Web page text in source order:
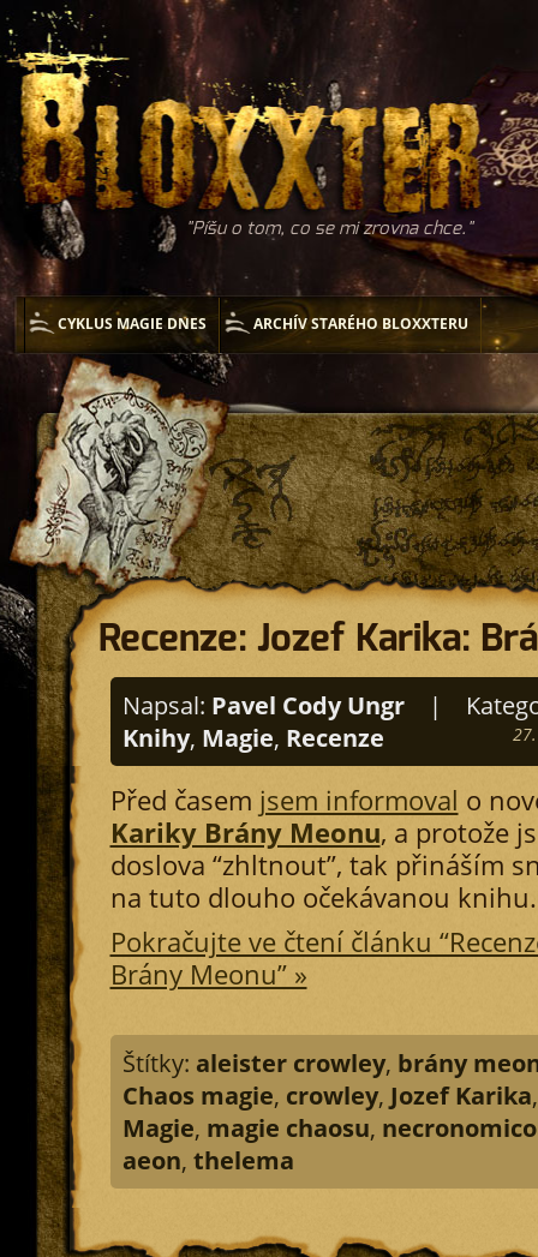
Píšu o tom, co se mi zrovna chce.
CYKLUS MAGIE DNES ARCHÍV STARÉHO BLOXXTERU
Recenze: Jozef Karika:
Napsal: Pavel Cody Ungr |
Knihy, Magie, Recenze
Před časem jsem informoval o
Kariky Brány Meonu, a protože
doslova “zhltnout”, tak přináším
na tuto dlouho očekávanou knihu.
Pokračujte ve čtení článku
Brány Meonu” »
Štítky: aleister crowley, brány
Chaos magie, crowley, Jozef Karika
Magie, magie chaosu,
aeon, thelema